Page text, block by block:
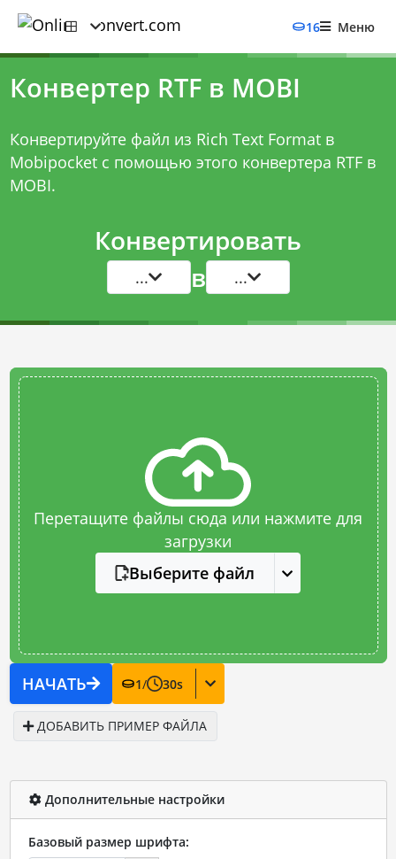
16 Меню
Конвертер RTF в MOBI
Конвертируйте файл из Rich Text Format в
Mobipocket с помощью этого конвертера RTF в
MOBI.
Конвертировать
... в ...
Перетащите файлы сюда или нажмите для
загрузки
Выберите файл
НАЧАТЬ 1/ 30s
ДОБАВИТЬ ПРИМЕР ФАЙЛА
Дополнительные настройки
Базовый размер шрифта: